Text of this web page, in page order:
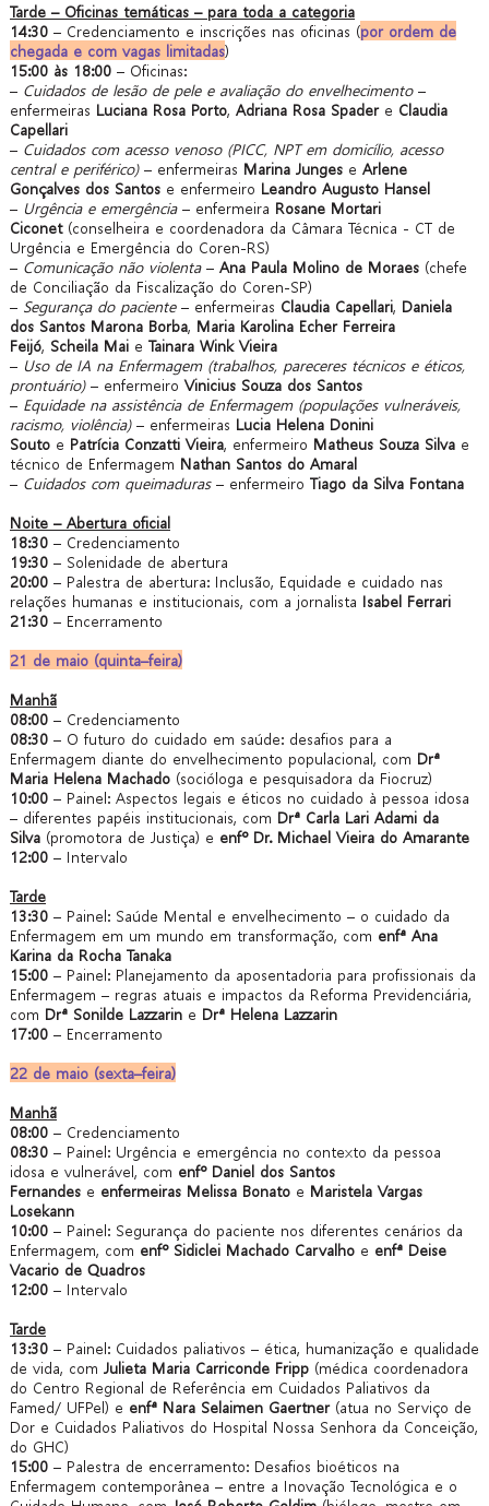
Tarde – Oficinas temáticas – para toda a categoria
14:30 – Credenciamento e inscrições nas oficinas (por ordem de
chegada e com vagas limitadas)
15:00 às 18:00 – Oficinas:
– Cuidados de lesão de pele e avaliação do envelhecimento–
enfermeiras Luciana Rosa Porto, Adriana Rosa Spadere Claudia
Capellari
– Cuidados com acesso venoso (PICC, NPT em domicílio, acesso
central e periférico)– enfermeiras Marina Junges e Arlene
Gonçalves dos Santos e enfermeiro Leandro Augusto Hansel
– Urgência e emergência– enfermeira Rosane Mortari
Ciconet(conselheira e coordenadora da Câmara Técnica - CT de
Urgência e Emergência do Coren-RS)
– Comunicação não violenta– Ana Paula Molino de Moraes (chefe
de Conciliação da Fiscalização do Coren-SP)
– Segurança do paciente– enfermeiras Claudia Capellari, Daniela
dos Santos Marona Borba, Maria Karolina Echer Ferreira
Feijó, Scheila Mai e Tainara Wink Vieira
– Uso de IA na Enfermagem (trabalhos, pareceres técnicos e éticos,
prontuário)– enfermeiroVinicius Souza dos Santos
– Equidade na assistência de Enfermagem (populações vulneráveis,
racismo, violência)– enfermeiras Lucia Helena Donini
Souto e Patrícia Conzatti Vieira, enfermeiro Matheus Souza Silva e
técnico de Enfermagem Nathan Santos do Amaral
– Cuidados com queimaduras– enfermeiro Tiago da Silva Fontana
Noite – Abertura oficial
18:30 – Credenciamento
19:30 – Solenidade de abertura
20:00 – Palestra de abertura: Inclusão, Equidade e cuidado nas
relações humanas e institucionais, com a jornalista Isabel Ferrari
21:30 – Encerramento
21 de maio (quinta–feira)
Manhã
08:00 – Credenciamento
08:30 – O futuro do cuidado em saúde: desafios para a
Enfermagem diante do envelhecimento populacional, com Drª
Maria Helena Machado (socióloga e pesquisadora da Fiocruz)
10:00 – Painel: Aspectos legais e éticos no cuidado à pessoa idosa
– diferentes papéis institucionais, com Drª Carla Lari Adami da
Silva (promotora de Justiça) e enfº Dr. Michael Vieira do Amarante
12:00 – Intervalo
Tarde
13:30 – Painel: Saúde Mental e envelhecimento – o cuidado da
Enfermagem em um mundo em transformação, com enfª Ana
Karina da Rocha Tanaka
15:00 – Painel: Planejamento da aposentadoria para profissionais da
Enfermagem – regras atuais e impactos da Reforma Previdenciária,
com Drª Sonilde Lazzarin e Drª Helena Lazzarin
17:00 – Encerramento
22 de maio (sexta–feira)
Manhã
08:00 – Credenciamento
08:30 – Painel: Urgência e emergência no contexto da pessoa
idosa e vulnerável, com enfº Daniel dos Santos
Fernandes e enfermeiras Melissa Bonato e Maristela Vargas
Losekann
10:00 – Painel: Segurança do paciente nos diferentes cenários da
Enfermagem, com enfº Sidiclei Machado Carvalho e enfª Deise
Vacario de Quadros
12:00 – Intervalo
Tarde
13:30 – Painel: Cuidados paliativos – ética, humanização e qualidade
de vida, com Julieta Maria Carriconde Fripp (médica coordenadora
do Centro Regional de Referência em Cuidados Paliativos da
Famed/ UFPel) e enfª Nara Selaimen Gaertner(atua no Serviço de
Dor e Cuidados Paliativos do Hospital Nossa Senhora da Conceição,
do GHC)
15:00 – Palestra de encerramento: Desafios bioéticos na
Enfermagem contemporânea – entre a Inovação Tecnológica e o